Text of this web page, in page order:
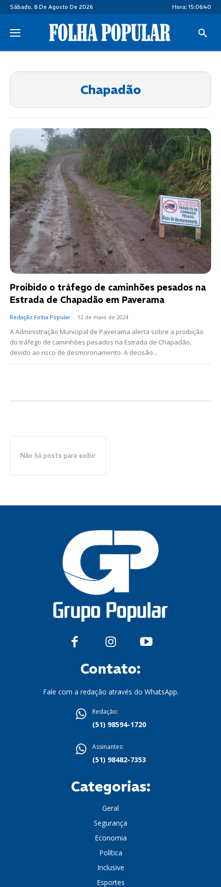
Sábado, 8 De Agosto De 2026 Hora:15:06:41
Chapadão
Proibido o tráfego de caminhões pesados na
Estrada de Chapadão em Paverama
Redação Folha Popular - 12 de maio de 2024
A Administração Municipal de Paverama alerta sobre a proibição
do tráfego de caminhões pesados na Estrada de Chapadão,
devido ao risco de desmoronamento. A decisão...
Não há posts para exibir
Contato:
Fale com a redação através do WhatsApp.
Redação:
(51) 98594-1720
Assinantes:
(51) 98482-7353
Categorias:
Geral
Segurança
Economia
Política
Inclusive
Esportes